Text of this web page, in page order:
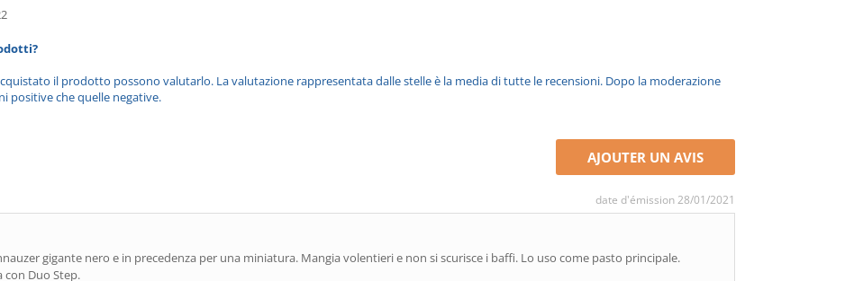
il prodotto possono valutarlo. La valutazione rappresentata dalle stelle è la media di tutte le recensioni. Dopo la moderazione
positive che quelle negative.
AJOUTER UN AVIS
date d'émission 28/01/2021
gigante nero e in precedenza per una miniatura. Mangia volentieri e non si scurisce i baffi. Lo uso come pasto principale.
con Duo Step.